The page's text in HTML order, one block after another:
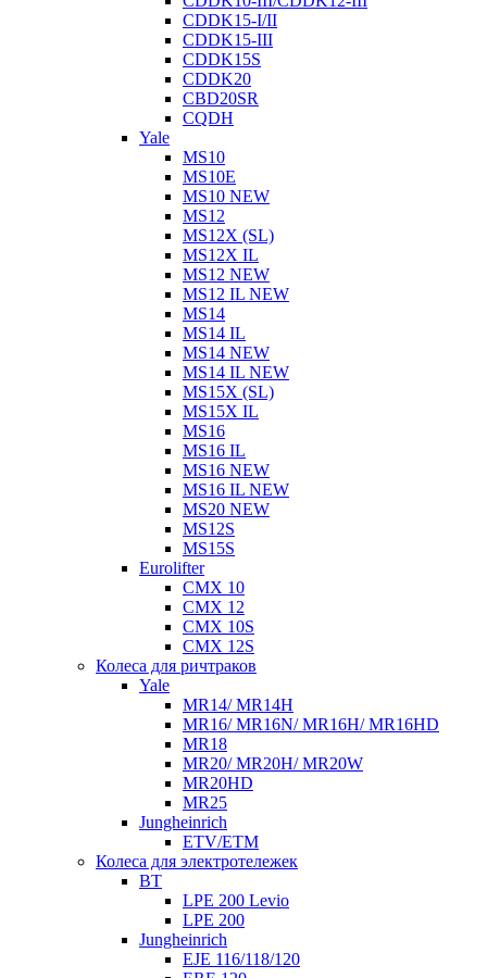
CDDK15-I/II
CDDK15-III
CDDK15S
CDDK20
CBD20SR
CQDH
Yale
MS10
MS10E
MS10 NEW
MS12
MS12X (SL)
MS12X IL
MS12 NEW
MS12 IL NEW
MS14
MS14 IL
MS14 NEW
MS14 IL NEW
MS15X (SL)
MS15X IL
MS16
MS16 IL
MS16 NEW
MS16 IL NEW
MS20 NEW
MS12S
MS15S
Eurolifter
CMX 10
CMX 12
CMX 10S
CMX 12S
Колеса для ричтраков
Yale
MR14/ MR14H
MR16/ MR16N/ MR16H/ MR16HD
MR18
MR20/ MR20H/ MR20W
MR20HD
MR25
Jungheinrich
ETV/ETM
Колеса для электротележек
BT
LPE 200 Levio
LPE 200
Jungheinrich
EJE 116/118/120